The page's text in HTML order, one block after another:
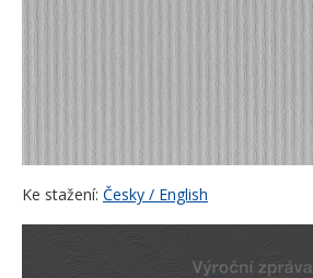
Ke stažení: Česky / English